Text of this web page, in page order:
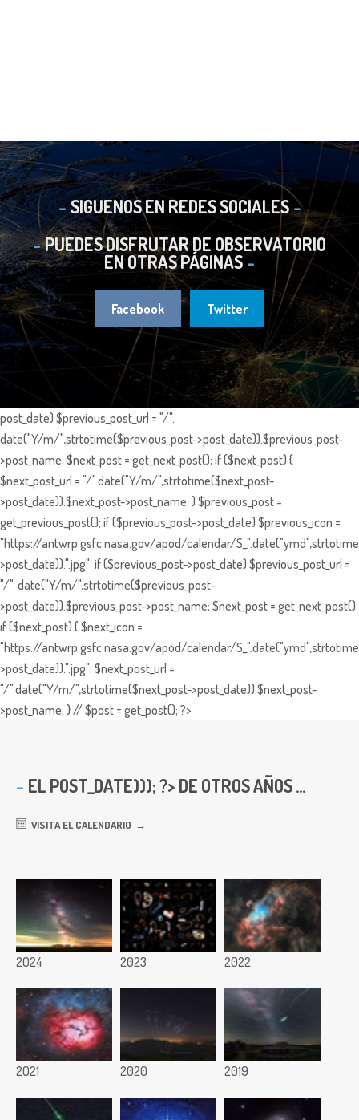
SIGUENOS EN REDES SOCIALES
PUEDES DISFRUTAR DE OBSERVATORIO
EN OTRAS PÁGINAS
Facebook Twitter
post_date) $previous_post_url = "/".
date("Y/m/",strtotime($previous_post->post_date)).$previous_post-
>post_name; $next_post = get_next_post(); if ($next_post) {
$next_post_url = "/".date("Y/m/",strtotime($next_post-
>post_date)).$next_post->post_name; } $previous_post =
get_previous_post(); if ($previous_post->post_date) $previous_icon =
"https://antwrp.gsfc.nasa.gov/apod/calendar/
>post_date)).".jpg"; if ($previous_post->post_date) $previous_post_url =
"/". date("Y/m/",strtotime($previous_post-
>post_date)).$previous_post->post_name; $next_post = get_next_post();
if ($next_post) { $next_icon =
"https://antwrp.gsfc.nasa.gov/apod/calendar/
>post_date)).".jpg"; $next_post_url =
"/".date("Y/m/",strtotime($next_post->post_date)).$next_post-
>post_name; } // $post = get_post(); ?>
EL POST_DATE))); ?> DE OTROS AÑOS ...
VISITA EL CALENDARIO
2024 2023 2022
2021 2020 2019